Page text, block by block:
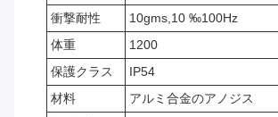
衝撃耐性 10gms,10 ‰100Hz
体重
1200
保護クラス
IP54
材料
アルミ合金のアノジス